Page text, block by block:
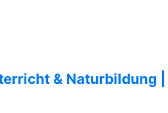
& Naturbildung